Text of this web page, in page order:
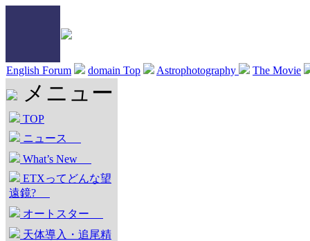
English Forum domain Top Astrophotography The Movie
メニュー
TOP
ニュース
What’s New
ETXってどんな望
遠鏡?
オートスター
天体導入・追尾精